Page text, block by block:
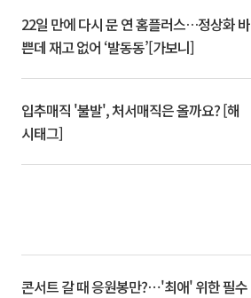
22일 만에 다시 문 연 홈플러스…정상화 바
쁜데 재고 없어 ‘발동동’[가보니]
입추매직 '불발', 처서매직은 올까요? [해
시태그]
콘서트 갈 때 응원봉만?⋯'최애' 위한 필수